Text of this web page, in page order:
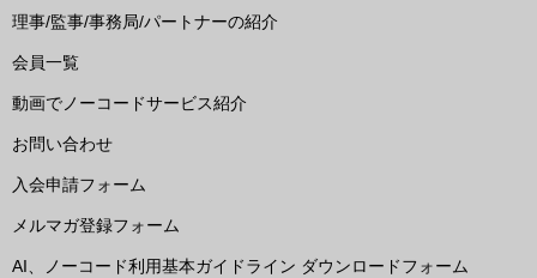
理事/監事/事務局/パートナーの紹介
会員一覧
動画でノーコードサービス紹介
お問い合わせ
入会申請フォーム
メルマガ登録フォーム
AI、ノーコード利用基本ガイドライン ダウンロードフォーム